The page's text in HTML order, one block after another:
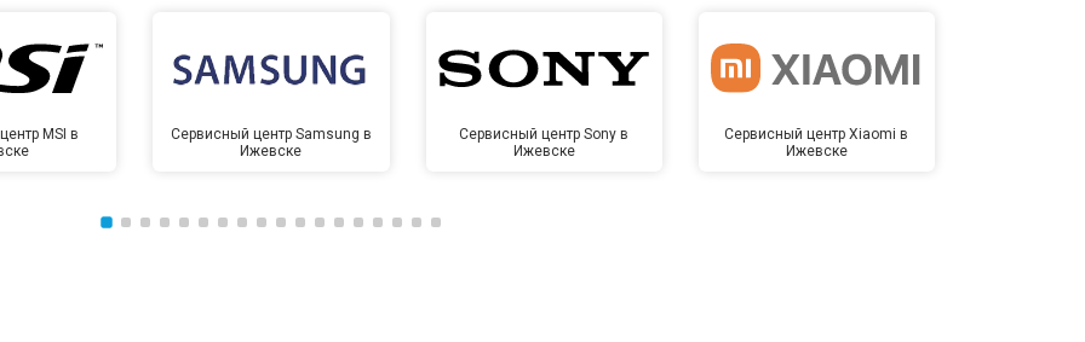
MSI в
Сервисный центр Samsung в
Ижевске
Сервисный центр Sony в
Ижевске
Сервисный центр Xiaomi в
Ижевске